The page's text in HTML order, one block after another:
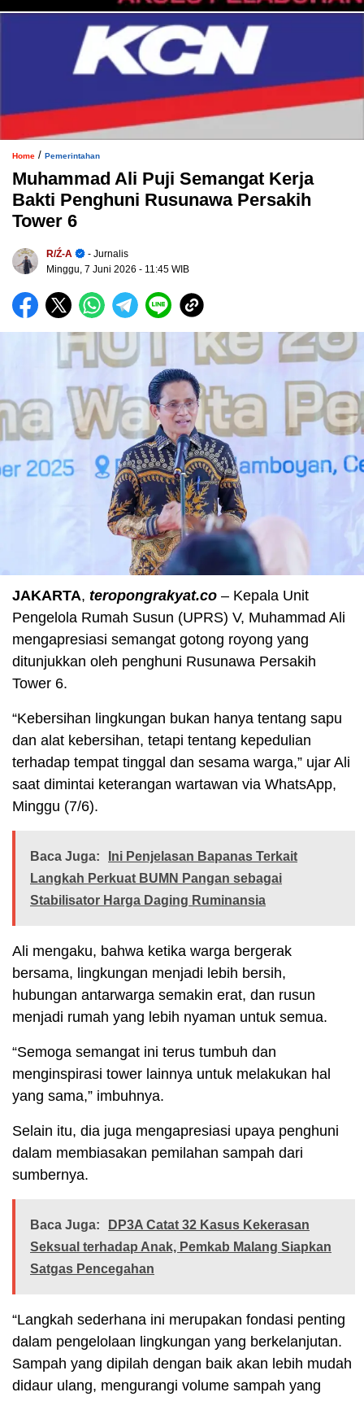
Home / Pemerintahan
Muhammad Ali Puji Semangat Kerja
Bakti Penghuni Rusunawa Persakih
Tower 6
R/ź-A
- Jurnalis
Minggu, 7 Juni 2026 - 11:45 WIB
JAKARTA, teropongrakyat.co – Kepala Unit
Pengelola Rumah Susun (UPRS) V, Muhammad Ali
mengapresiasi semangat gotong royong yang
ditunjukkan oleh penghuni Rusunawa Persakih
Tower 6.
“Kebersihan lingkungan bukan hanya tentang sapu
dan alat kebersihan, tetapi tentang kepedulian
terhadap tempat tinggal dan sesama warga,” ujar Ali
saat dimintai keterangan wartawan via WhatsApp,
Minggu (7/6).
Baca Juga:
Ini Penjelasan Bapanas Terkait
Langkah Perkuat BUMN Pangan sebagai
Stabilisator Harga Daging Ruminansia
Ali mengaku, bahwa ketika warga bergerak
bersama, lingkungan menjadi lebih bersih,
hubungan antarwarga semakin erat, dan rusun
menjadi rumah yang lebih nyaman untuk semua.
“Semoga semangat ini terus tumbuh dan
menginspirasi tower lainnya untuk melakukan hal
yang sama,” imbuhnya.
Selain itu, dia juga mengapresiasi upaya penghuni
dalam membiasakan pemilahan sampah dari
sumbernya.
Baca Juga:
DP3A Catat 32 Kasus Kekerasan
Seksual terhadap Anak, Pemkab Malang Siapkan
Satgas Pencegahan
“Langkah sederhana ini merupakan fondasi penting
dalam pengelolaan lingkungan yang berkelanjutan.
Sampah yang dipilah dengan baik akan lebih mudah
didaur ulang, mengurangi volume sampah yang